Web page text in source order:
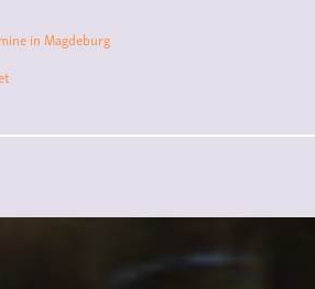
urDFG-
#filmwerkstatt
#BLACKBOXpunk#kino
#diskussion
in Magdeburg